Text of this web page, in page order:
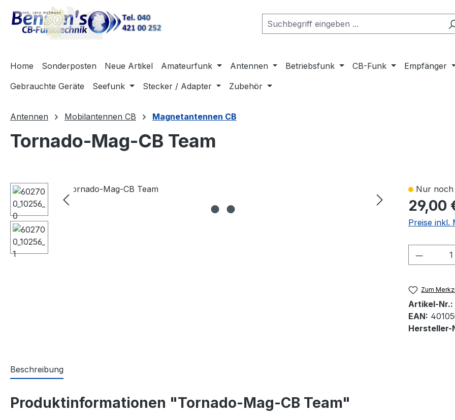
Hauptinhalt springen
Zur Suche springen
Zur Hauptnavigation springen
Home Sonderposten Neue Artikel Amateurfunk Antennen Betriebsfunk CB-Funk Empfänger
Gebrauchte Geräte
Seefunk Stecker / Adapter Zubehör
Antennen Mobilantennen CB Magnetantennen CB
Tornado-Mag-CB Team
Bildergalerie überspringen Nur
29,00
Preise inkl.
Zum
Artikel-Nr.:
EAN:
Hersteller-
Beschreibung
Produktinformationen "Tornado-Mag-CB Team"